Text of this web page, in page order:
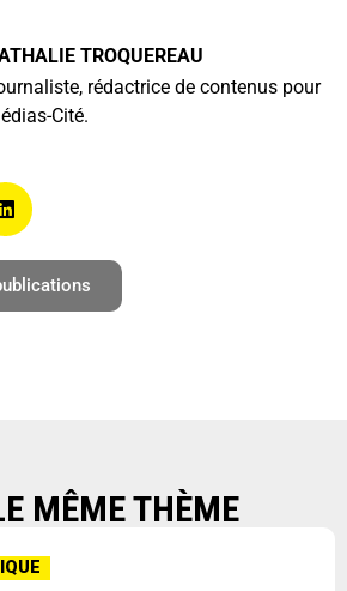
TROQUEREAU
rédactrice de contenus pour
Cité.
MÊME THÈME